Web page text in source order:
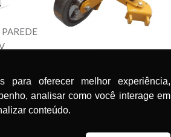
para oferecer melhor experiência,
analisar como você interage em
conteúdo.
Alisadora de Concreto